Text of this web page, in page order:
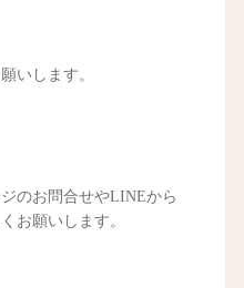
いします。
のお問合せやLINEから
お願いします。